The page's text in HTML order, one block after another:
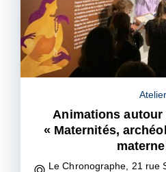
Animations autour
« Maternités,
Atelier
Le Chronographe, 21 rue